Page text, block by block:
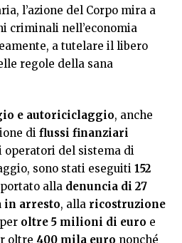
l’azione del Corpo mira a
criminali nell’economia
a tutelare il libero
regole della sana
e autoriciclaggio, anche
di flussi finanziari
operatori del sistema di
sono stati eseguiti 152
alla denuncia di 27
in arresto, alla ricostruzione
per oltre 5 milioni di euro e
oltre 400 mila euro nonché